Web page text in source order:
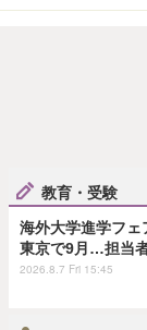
教育・受験
海外大学進学フェ
東京で9月…担当
2026.8.7 Fri 15:45